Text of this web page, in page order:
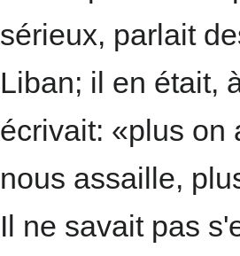
sérieux, parlait
Liban; il en était,
écrivait: «plus on
nous assaille,
Il ne savait pas